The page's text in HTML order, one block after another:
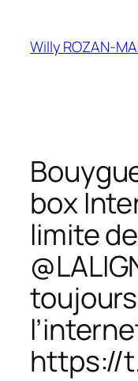
contenu
Willy ROZAN-
box
limite
https://